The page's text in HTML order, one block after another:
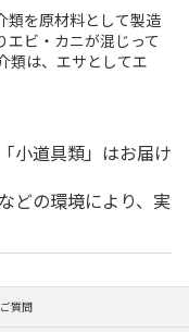
を原材料として製造
エビ・カニが混じって
類は、エサとしてエ
小道具類」はお届け
どの環境により、実
質問